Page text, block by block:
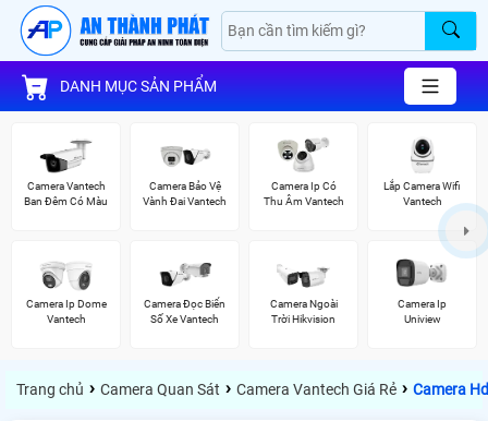
DANH MỤC SẢN PHẨM
Camera Vantech
Ban Đêm Có Màu
Camera Bảo Vệ
Vành Đai Vantech
Camera Ip Có
Thu Âm Vantech
Lắp Camera Wifi
Vantech
Camera Ip Dome
Vantech
Camera Đọc Biển
Số Xe Vantech
Camera Ngoài
Trời Hikvision
Camera Ip
Uniview
Trang chủ › Camera Quan Sát › Camera Vantech Giá Rẻ › Camera